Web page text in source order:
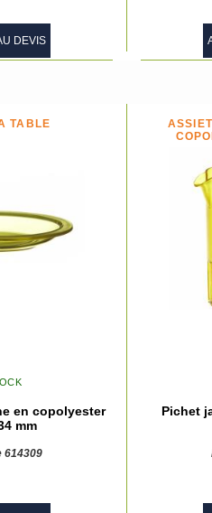
DEVIS
TABLE
en copolyester
mm
614309
Pichet